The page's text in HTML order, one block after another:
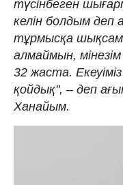
түсінбеген
келін болдым
тұрмысқа шықсам
алмаймын,
32 жаста.
қойдық", – деп
Ханайым.